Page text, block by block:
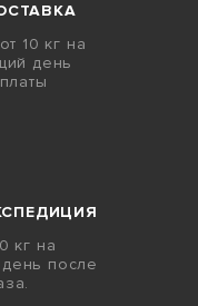
10 кг на
день
кг на
после